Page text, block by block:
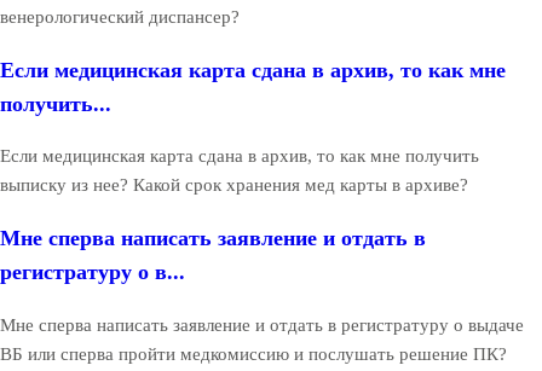
венерологический диспансер?
Если медицинская карта сдана в архив, то как мне
получить...
Если медицинская карта сдана в архив, то как мне получить
выписку из нее? Какой срок хранения мед карты в архиве?
Мне сперва написать заявление и отдать в
регистратуру о в...
Мне сперва написать заявление и отдать в регистратуру о выдаче
ВБ или сперва пройти медкомиссию и послушать решение ПК?